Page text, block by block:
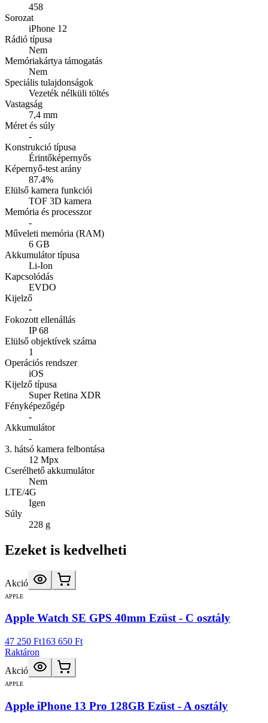
458
Sorozat
iPhone 12
Rádió típusa
Nem
Memóriakártya támogatás
Nem
Speciális tulajdonságok
Vezeték nélküli töltés
Vastagság
7,4 mm
Méret és súly
-
Konstrukció típusa
Érintőképernyős
Képernyő-test arány
87.4%
Elülső kamera funkciói
TOF 3D kamera
Memória és processzor
-
Műveleti memória (RAM)
6 GB
Akkumulátor típusa
Li-Ion
Kapcsolódás
EVDO
Kijelző
-
Fokozott ellenállás
IP 68
Elülső objektívek száma
1
Operációs rendszer
iOS
Kijelző típusa
Super Retina XDR
Fényképezőgép
-
Akkumulátor
-
3. hátsó kamera felbontása
12 Mpx
Cserélhető akkumulátor
Nem
LTE/4G
Igen
Súly
228 g
Ezeket is kedvelheti
Akció
APPLE
Apple Watch SE GPS 40mm Ezüst - C osztály
47 250 Ft163 650 Ft
Raktáron
Akció
APPLE
Apple iPhone 13 Pro 128GB Ezüst - A osztály